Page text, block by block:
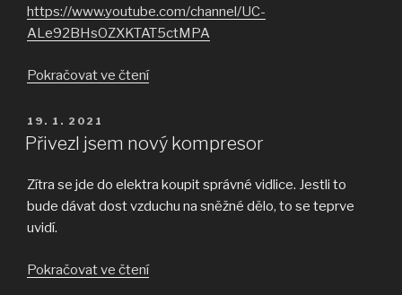
https://www.youtube.com/channel/UC-
ALe92BHsOZXKTAT5ctMPA
Pokračovat ve čtení„Stĕhování
PUBLIKOVÁNO
19. 1. 2021
Přivezl jsem nový kompresor
Zítra se jde do elektra koupit správné vidlice. Jestli to
bude dávat dost vzduchu na sněžné dělo, to se teprve
uvidí.
Pokračovat ve čtení„Přivezl